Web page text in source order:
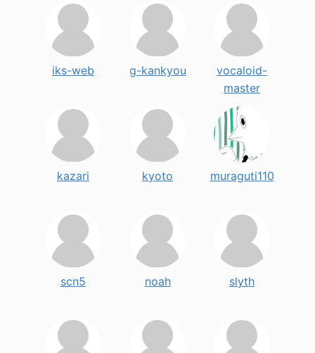
iks-web g-kankyou
vocaloid-
master
kazari kyoto muraguti110
scn5 noah slyth